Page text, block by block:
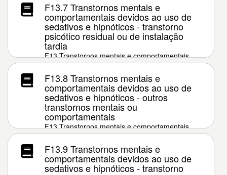
F13.7 Transtornos mentais e
comportamentais devidos ao uso de
sedativos e hipnóticos - transtorno
psicótico residual ou de instalação
tardia
F13 Transtornos mentais e comportamentais
devidos ao uso de sedativos e hipnóticos
F13.8 Transtornos mentais e
comportamentais devidos ao uso de
sedativos e hipnóticos - outros
transtornos mentais ou
comportamentais
F13 Transtornos mentais e comportamentais
devidos ao uso de sedativos e hipnóticos
F13.9 Transtornos mentais e
comportamentais devidos ao uso de
sedativos e hipnóticos - transtorno